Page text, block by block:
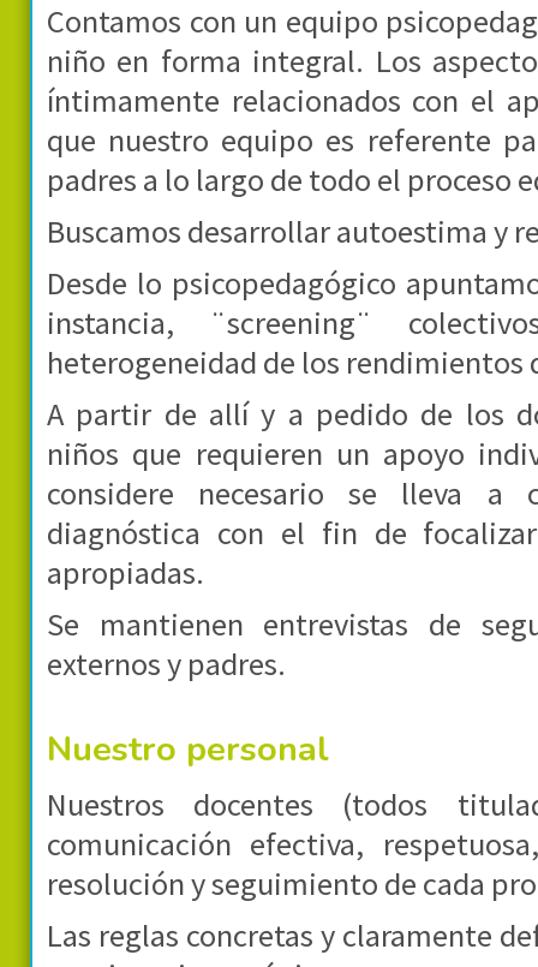
Contamos con un equipo
niño en forma integral. Los
íntimamente relacionados con el
que nuestro equipo es referente
padres a lo largo de todo el proceso
Buscamos desarrollar autoestima y
Desde lo psicopedagógico
instancia, ¨screening¨
heterogeneidad de los rendimientos
A partir de allí y a pedido de los
niños que requieren un apoyo
considere necesario se lleva a
diagnóstica con el fin de
apropiadas.
Se mantienen entrevistas de
externos y padres.
Nuestro personal
Nuestros docentes (todos
comunicación efectiva,
resolución y seguimiento de cada
Las reglas concretas y claramente